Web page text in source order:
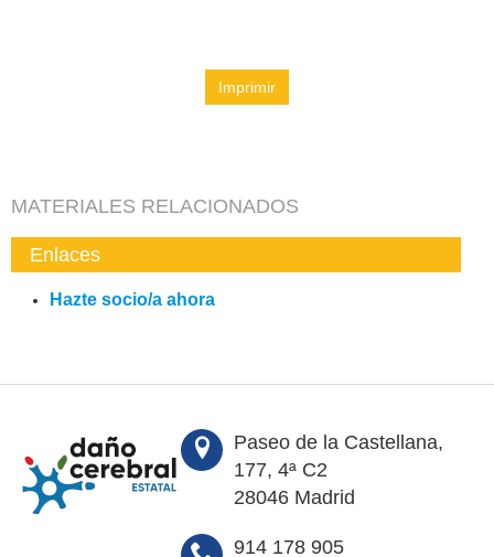
Imprimir
MATERIALES RELACIONADOS
Enlaces
Hazte socio/a ahora
Paseo de la Castellana,
177, 4ª C2
28046 Madrid
914 178 905